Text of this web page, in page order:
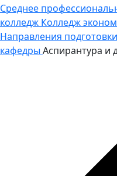
Среднее
колледж Колледж
Направления
кафедры Аспирантура и